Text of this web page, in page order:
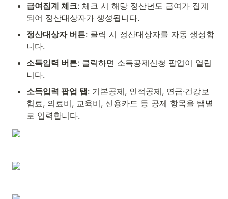
급여집계 체크: 체크 시 해당 정산년도 급여가 집계
되어 정산대상자가 생성됩니다.
정산대상자 버튼: 클릭 시 정산대상자를 자동 생성합
니다.
소득입력 버튼: 클릭하면 소득공제신청 팝업이 열립
니다.
소득입력 팝업 탭: 기본공제, 인적공제, 연금·건강보
험료, 의료비, 교육비, 신용카드 등 공제 항목을 탭별
로 입력합니다.